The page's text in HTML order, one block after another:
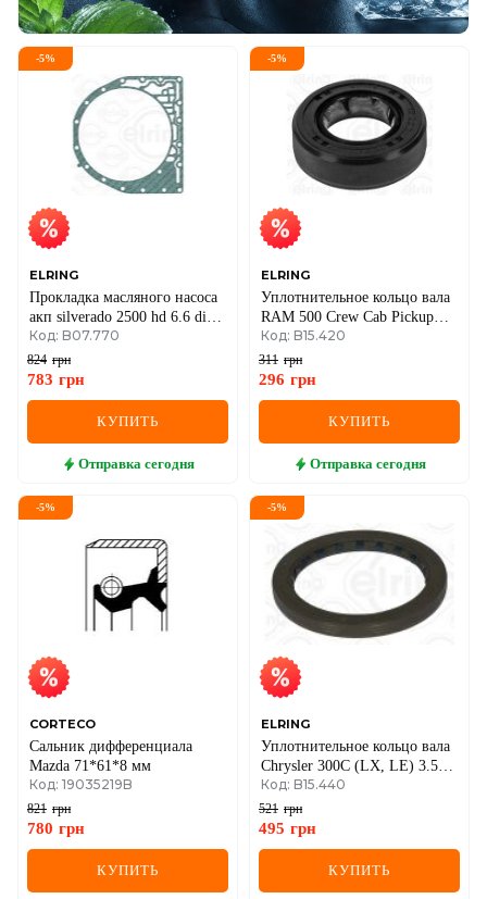
-5%
ELRING
Прокладка масляного насоса
акп silverado 2500 hd 6.6 di
01-07 chevrolet
Код: B07.770
824 грн
783 грн
КУПИТЬ
Отправка сегодня
-5%
ELRING
Уплотнительное кольцо вала
RAM 500 Crew Cab Pickup
(DJ) 6.7 D 4WD 2012–
Код: B15.420
311 грн
296 грн
КУПИТЬ
Отправка сегодня
-5%
CORTECO
Сальник дифференциала
Mazda 71*61*8 мм
Код: 19035219B
821 грн
780 грн
КУПИТЬ
-5%
ELRING
Уплотнительное кольцо вала
Chrysler 300C (LX, LE) 3.5
AWD 2004–2010
Код: B15.440
521 грн
495 грн
КУПИТЬ